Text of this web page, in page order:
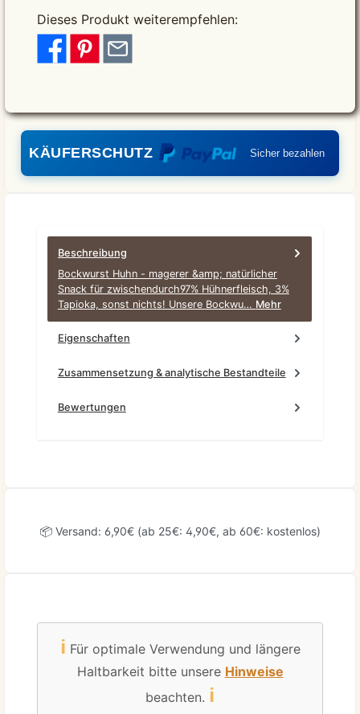
Dieses Produkt weiterempfehlen:
KÄUFERSCHUTZ Sicher bezahlen
Beschreibung
Bockwurst Huhn - magerer &amp; natürlicher
Snack für zwischendurch97% Hühnerfleisch, 3%
Tapioka, sonst nichts! Unsere Bockwu… Mehr
Eigenschaften
Zusammensetzung & analytische Bestandteile
Bewertungen
📦 Versand: 6,90€ (ab 25€: 4,90€, ab 60€: kostenlos)
ℹ️ Für optimale Verwendung und längere
Haltbarkeit bitte unsere Hinweise
beachten. ℹ️